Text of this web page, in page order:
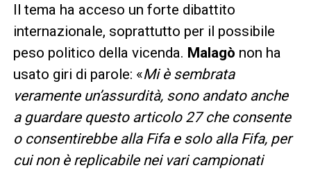
Il tema ha acceso un forte dibattito
internazionale, soprattutto per il possibile
peso politico della vicenda. Malagò non ha
usato giri di parole: «Mi è sembrata
veramente un’assurdità, sono andato anche
a guardare questo articolo 27 che consente
o consentirebbe alla Fifa e solo alla Fifa, per
cui non è replicabile nei vari campionati